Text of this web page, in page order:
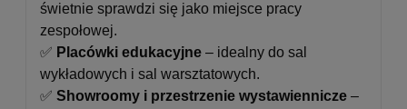
świetnie sprawdzi się jako miejsce pracy
zespołowej.
✅ Placówki edukacyjne – idealny do sal
wykładowych i sal warsztatowych.
✅ Showroomy i przestrzenie wystawiennicze –